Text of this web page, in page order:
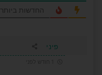
החדשות ביותר
פיני